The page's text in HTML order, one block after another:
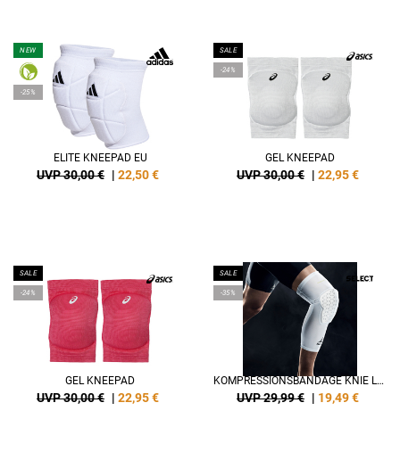
NEW
-25%
ELITE KNEEPAD EU
UVP 30,00 € | 22,50€
SALE
-24%
GEL KNEEPAD
UVP 30,00 € | 22,95€
SALE
-24%
GEL KNEEPAD
UVP 30,00 € | 22,95€
SALE
-35%
KOMPRESSIONSBANDAGE KNIE LANG V23
UVP 29,99 € | 19,49€